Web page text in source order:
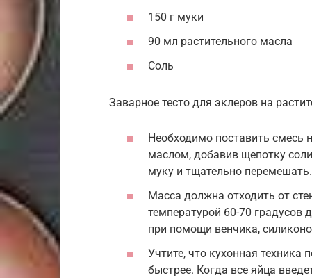
150 г муки
90 мл растительного масла
Соль
Заварное тесто для эклеров на
Необходимо поставить смесь
маслом, добавив щепотку
муку и тщательно
Масса должна отходить от
температурой 60-70 градусов
при помощи венчика,
Учтите, что кухонная
быстрее. Когда все яйца